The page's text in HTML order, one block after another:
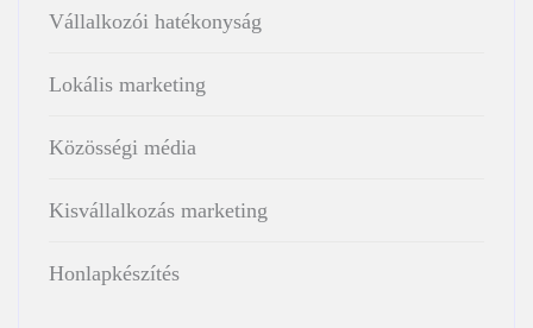
Vállalkozói hatékonyság
Lokális marketing
Közösségi média
Kisvállalkozás marketing
Honlapkészítés